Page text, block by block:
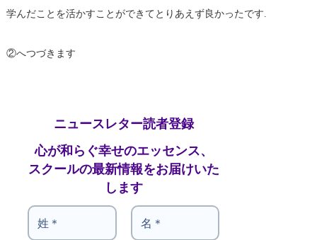
学んだことを活かすことができてとりあえず良かったです.
②へつづきます
ニュースレター読者登録
心が和らぐ幸せのエッセンス、
スクールの最新情報をお届けいた
します